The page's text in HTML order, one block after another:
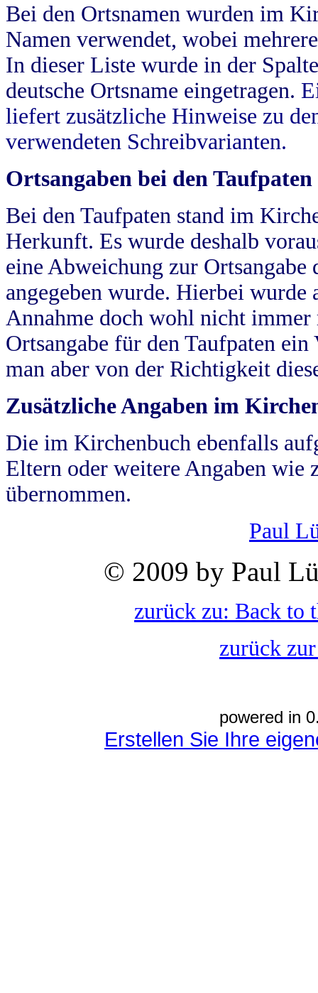
Bei den Ortsnamen wurden im
Namen verwendet, wobei
In dieser Liste wurde in der
deutsche Ortsname eingetragen.
liefert zusätzliche Hinweise zu
verwendeten Schreibvarianten.
Ortsangaben bei den Taufpaten
Bei den Taufpaten stand im
Herkunft. Es wurde deshalb
eine Abweichung zur
angegeben wurde. Hierbei wurde
Annahme doch wohl nicht
Ortsangabe für den Taufpaten
man aber von der Richtigkeit
Zusätzliche Angaben im
Die im Kirchenbuch ebenfalls
Eltern oder weitere Angaben wie
übernommen.
Paul
© 2009 by Paul
zurück zu: Back to
zurück
powered in
Erstellen Sie Ihre